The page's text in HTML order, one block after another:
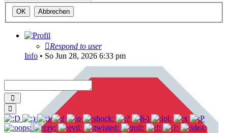
Respond to user
Info • So Jun 28, 2026 6:33 pm